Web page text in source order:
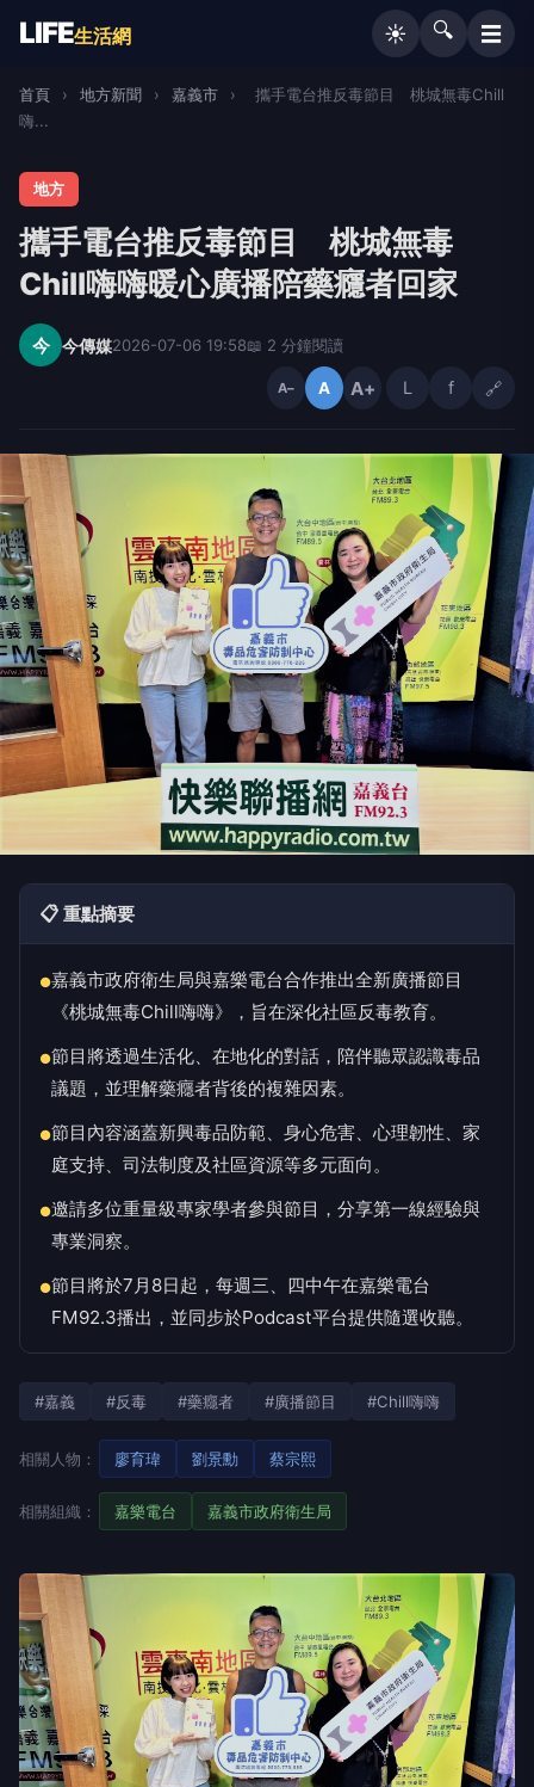
LIFE生活網 ☀️ 🔍 ☰
首頁 › 地方新聞 › 嘉義市 ›
攜手電台推反毒節目 桃城無毒Chill
嗨...
地方
攜手電台推反毒節目 桃城無毒
Chill嗨嗨暖心廣播陪藥癮者回家
今 今傳媒2026-07-06 19:58📖 2 分鐘閱讀
A− A A+ L f 🔗
📋 重點摘要
●嘉義市政府衛生局與嘉樂電台合作推出全新廣播節目
《桃城無毒Chill嗨嗨》，旨在深化社區反毒教育。
●節目將透過生活化、在地化的對話，陪伴聽眾認識毒品
議題，並理解藥癮者背後的複雜因素。
●節目內容涵蓋新興毒品防範、身心危害、心理韌性、家
庭支持、司法制度及社區資源等多元面向。
●邀請多位重量級專家學者參與節目，分享第一線經驗與
專業洞察。
●節目將於7月8日起，每週三、四中午在嘉樂電台
FM92.3播出，並同步於Podcast平台提供隨選收聽。
#嘉義 #反毒 #藥癮者 #廣播節目 #Chill嗨嗨
相關人物： 廖育瑋 劉景勳 蔡宗熙
相關組織： 嘉樂電台 嘉義市政府衛生局